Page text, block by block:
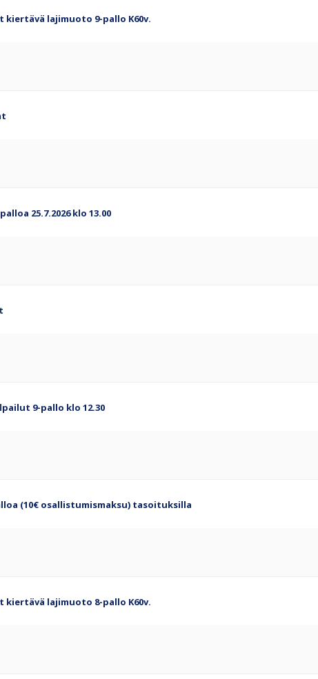
lajimuoto 9-pallo K60v.
25.7.2026 klo 13.00
9-pallo klo 12.30
(10€ osallistumismaksu) tasoituksilla
lajimuoto 8-pallo K60v.